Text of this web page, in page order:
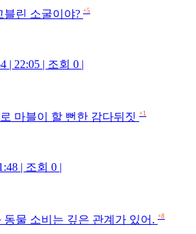
린 소굴이야? +5
| 22:05 | 조회 0 |
마블이 할 뻔한 감다뒤짓 +1
| 조회 0 |
물 소비는 깊은 관계가 있어. +8